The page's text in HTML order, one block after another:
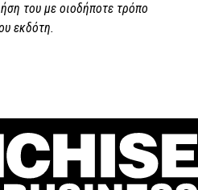
του με οιοδήποτε τρόπο
εκδότη.